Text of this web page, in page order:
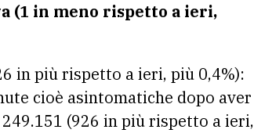
(1 in meno rispetto a ieri,
in più rispetto a ieri, più 0,4%):
cioè asintomatiche dopo aver
(926 in più rispetto a ieri,